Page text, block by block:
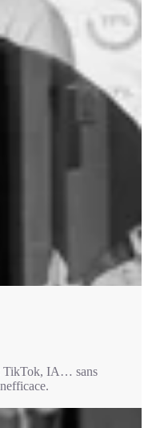
: TikTok, IA… sans